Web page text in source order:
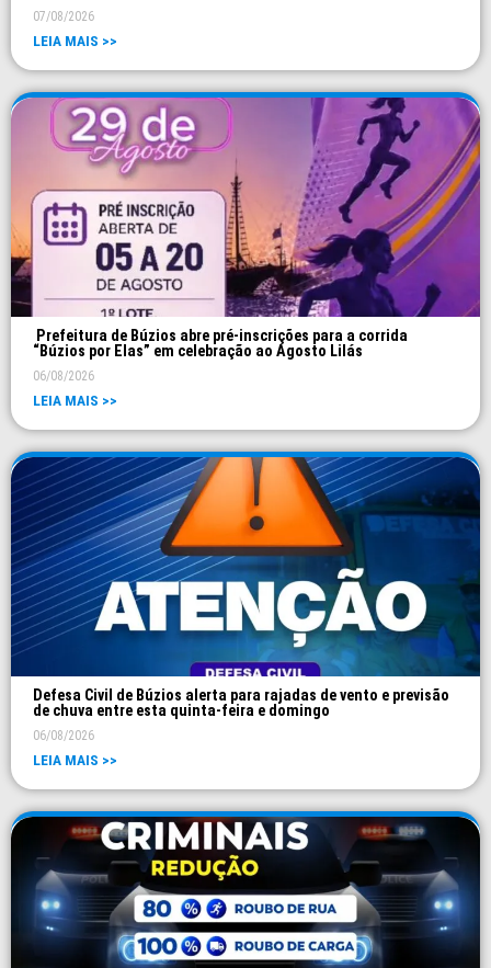
07/08/2026
LEIA MAIS >>
Prefeitura de Búzios abre pré-inscrições para a corrida
“Búzios por Elas” em celebração ao Agosto Lilás
06/08/2026
LEIA MAIS >>
Defesa Civil de Búzios alerta para rajadas de vento e previsão
de chuva entre esta quinta-feira e domingo
06/08/2026
LEIA MAIS >>